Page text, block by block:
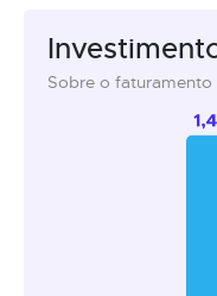
Sobre o